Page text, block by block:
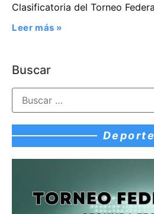
Clasificatoria del Torneo
Leer más »
Buscar